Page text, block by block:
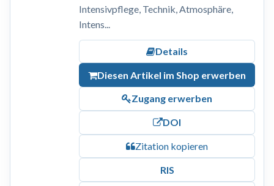
Intensivpflege, Technik, Atmosphäre,
Intens...
Details
Diesen Artikel im Shop erwerben
Zugang erwerben
DOI
Zitation kopieren
RIS